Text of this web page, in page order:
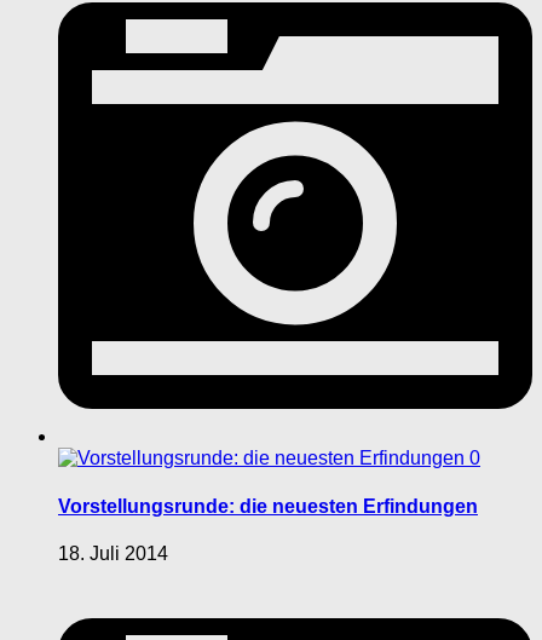
0
Vorstellungsrunde: die neuesten Erfindungen
18. Juli 2014